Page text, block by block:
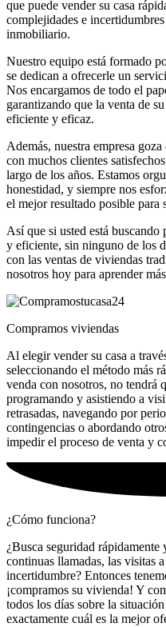
que puede vender su casa
complejidades e
inmobiliario.
Nuestro equipo está formado
se dedican a ofrecerle un
Nos encargamos de todo el
garantizando que la venta de
eficiente y eficaz.
Además, nuestra empresa
con muchos clientes
largo de los años. Estamos
honestidad, y siempre nos
el mejor resultado posible para
Así que si usted está buscando
y eficiente, sin ninguno de los
con las ventas de viviendas
nosotros hoy para aprender
Compramos viviendas
Al elegir vender su casa a
seleccionando el método más
venda con nosotros, no tendrá
programando y asistiendo a
retrasadas, navegando por
contingencias o abordando
impedir el proceso de venta y
¿Cómo funciona?
¿Busca seguridad rápidamente
continuas llamadas, las visitas
incertidumbre? Entonces
¡compramos su vivienda! Y
todos los días sobre la
exactamente cuál es la mejor